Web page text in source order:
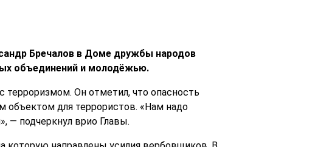
Бречалов в Доме дружбы народов
объединений и молодёжью.
Он отметил, что опасность
объектом для террористов. «Нам надо
— подчеркнул врио Главы.